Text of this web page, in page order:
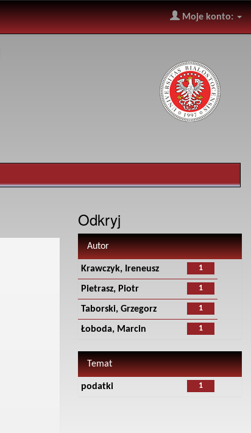
Moje konto:
Odkryj
Autor
1
Krawczyk, Ireneusz
1
Pietrasz, Piotr
1
Taborski, Grzegorz
1
Łoboda, Marcin
Temat
1
podatki